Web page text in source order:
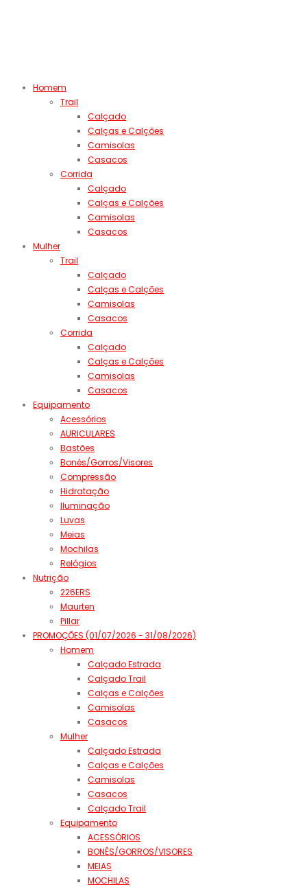
Homem
Trail
Calçado
Calças e Calções
Camisolas
Casacos
Corrida
Calçado
Calças e Calções
Camisolas
Casacos
Mulher
Trail
Calçado
Calças e Calções
Camisolas
Casacos
Corrida
Calçado
Calças e Calções
Camisolas
Casacos
Equipamento
Acessórios
AURICULARES
Bastões
Bonés/Gorros/Visores
Compressão
Hidratação
Iluminação
Luvas
Meias
Mochilas
Relógios
Nutrição
226ERS
Maurten
Pillar
PROMOÇÕES (01/07/2026 - 31/08/2026)
Homem
Calçado Estrada
Calçado Trail
Calças e Calções
Camisolas
Casacos
Mulher
Calçado Estrada
Calças e Calções
Camisolas
Casacos
Calçado Trail
Equipamento
ACESSÓRIOS
BONÉS/GORROS/VISORES
MEIAS
MOCHILAS